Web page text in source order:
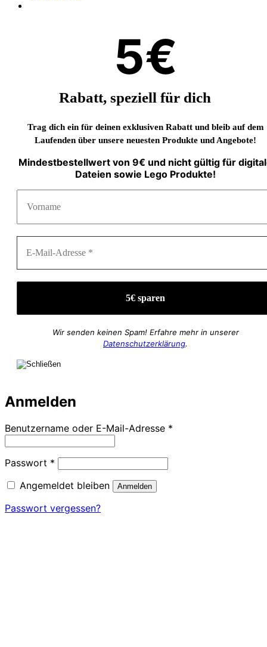
5€
Rabatt, speziell für dich
Trag dich ein für deinen exklusiven Rabatt und bleib auf dem
Laufenden über unsere neuesten Produkte und Angebote!
Mindestbestellwert von 9€ und nicht gültig für
Dateien sowie Lego Produkte!
Wir senden keinen Spam! Erfahre mehr in unserer
Datenschutzerklärung.
Anmelden
Benutzername oder E-Mail-Adresse *
Passwort * Erforderlich
Angemeldet bleiben
Anmelden
Passwort vergessen?